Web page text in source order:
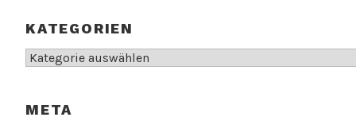
KATEGORIEN
Kategorien
META